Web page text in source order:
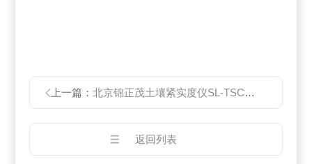
上一篇：北京锦正茂土壤紧实度仪SL-TSC应用范围
返回列表